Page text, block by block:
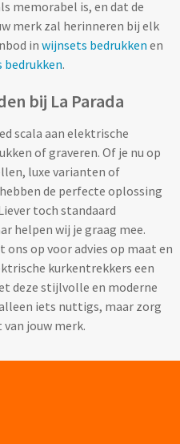
memorabel is, en dat de
merk zal herinneren bij elk
inwijnsets bedrukken en
bedrukken.
bij La Parada
scala aan elektrische
of graveren. Of je nu op
luxe varianten of
de perfecte oplossing
toch standaard
helpen wij je graag mee.
op voor advies op maat en
kurkentrekkers een
deze stijlvolle en moderne
iets nuttigs, maar zorg
jouw merk.